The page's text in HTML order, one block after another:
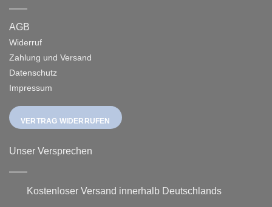
AGB
Widerruf
Zahlung und Versand
Datenschutz
Impressum
VERTRAG WIDERRUFEN
Unser Versprechen
Kostenloser Versand innerhalb Deutschlands